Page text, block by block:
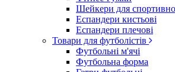
Шейкери для
Еспандери кистьові
Еспандери плечові
Товари для футболістів
Футбольні м'ячі
Футбольна форма